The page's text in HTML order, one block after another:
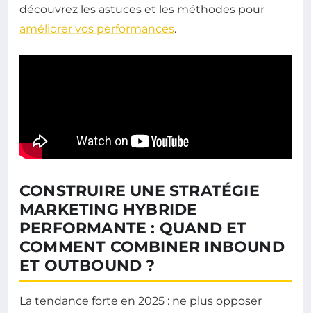
découvrez les astuces et les méthodes pour
améliorer vos performances.
CONSTRUIRE UNE STRATÉGIE
MARKETING HYBRIDE
PERFORMANTE : QUAND ET
COMMENT COMBINER INBOUND
ET OUTBOUND ?
La tendance forte en 2025 : ne plus opposer